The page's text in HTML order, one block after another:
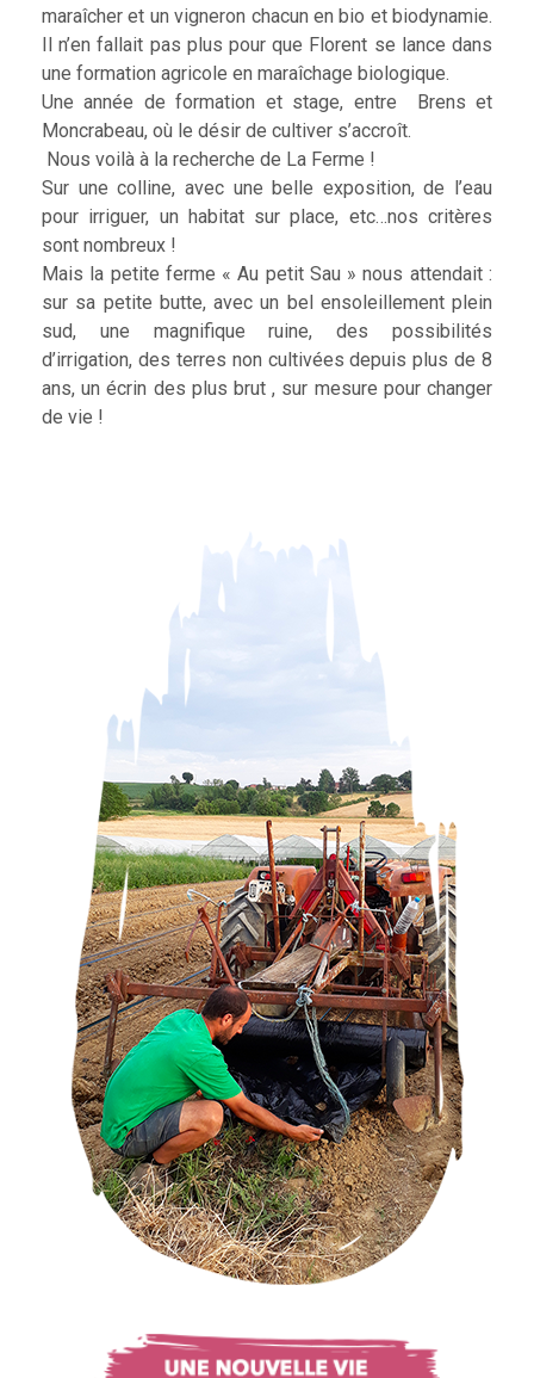
maraîcher et un vigneron chacun en bio et biodynamie.
Il n’en fallait pas plus pour que Florent se lance dans
une formation agricole en maraîchage biologique.
Une année de formation et stage, entre Brens et
Moncrabeau, où le désir de cultiver s’accroît.
Nous voilà à la recherche de La Ferme !
Sur une colline, avec une belle exposition, de l’eau
pour irriguer, un habitat sur place, etc…nos critères
sont nombreux !
Mais la petite ferme « Au petit Sau » nous attendait :
sur sa petite butte, avec un bel ensoleillement plein
sud, une magnifique ruine, des possibilités
d’irrigation, des terres non cultivées depuis plus de 8
ans, un écrin des plus brut , sur mesure pour changer
de vie !